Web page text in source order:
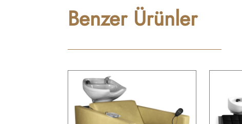
Benzer Ürünler